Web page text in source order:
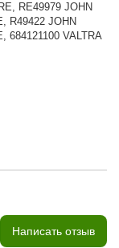
RE49979 JOHN
R49422 JOHN
684121100 VALTRA
Написать отзыв